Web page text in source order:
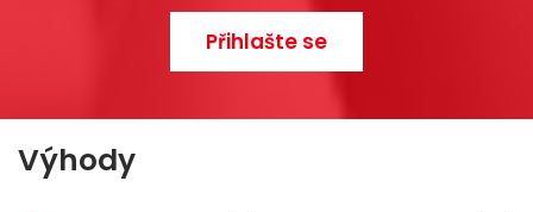
Přihlašte se
Výhody